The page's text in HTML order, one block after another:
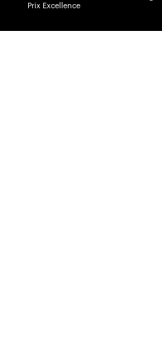
Prix Excellence